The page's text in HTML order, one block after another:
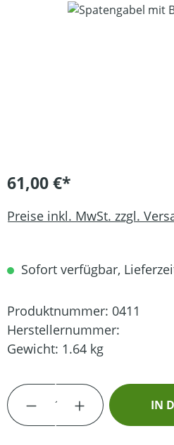
Bildergalerie überspringen
61,00 €*
Preise inkl. MwSt. zzgl.
Sofort verfügbar,
Produktnummer: 0411
Herstellernummer:
Gewicht: 1.64 kg
Produkt Anzahl: Gib
IN